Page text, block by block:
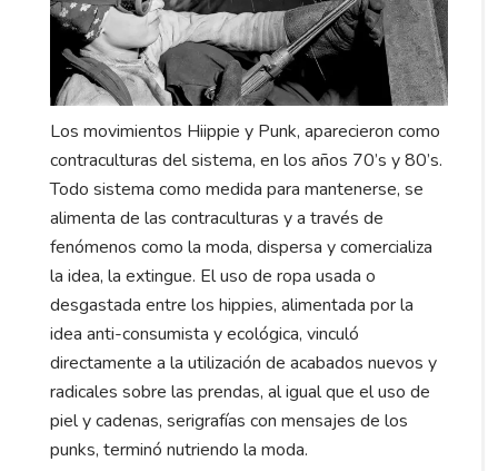
Los movimientos Hiippie y Punk, aparecieron como
contraculturas del sistema, en los años 70’s y 80’s.
Todo sistema como medida para mantenerse, se
alimenta de las contraculturas y a través de
fenómenos como la moda, dispersa y comercializa
la idea, la extingue. El uso de ropa usada o
desgastada entre los hippies, alimentada por la
idea anti-consumista y ecológica, vinculó
directamente a la utilización de acabados nuevos y
radicales sobre las prendas, al igual que el uso de
piel y cadenas, serigrafías con mensajes de los
punks, terminó nutriendo la moda.